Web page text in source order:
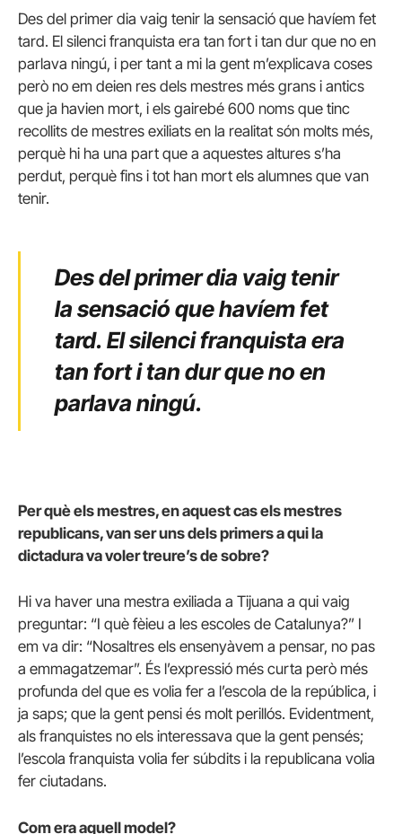
Des del primer dia vaig tenir la sensació que havíem fet
tard. El silenci franquista era tan fort i tan dur que no en
parlava ningú, i per tant a mi la gent m’explicava coses
però no em deien res dels mestres més grans i antics
que ja havien mort, i els gairebé 600 noms que tinc
recollits de mestres exiliats en la realitat són molts més,
perquè hi ha una part que a aquestes altures s’ha
perdut, perquè fins i tot han mort els alumnes que van
tenir.
Des del primer dia vaig tenir
la sensació que havíem fet
tard. El silenci franquista era
tan fort i tan dur que no en
parlava ningú.
Per què els mestres, en aquest cas els mestres
republicans, van ser uns dels primers a qui la
dictadura va voler treure’s de sobre?
Hi va haver una mestra exiliada a Tijuana a qui vaig
preguntar: “I què fèieu a les escoles de Catalunya?” I
em va dir: “Nosaltres els ensenyàvem a pensar, no pas
a emmagatzemar”. És l’expressió més curta però més
profunda del que es volia fer a l’escola de la república, i
ja saps; que la gent pensi és molt perillós. Evidentment,
als franquistes no els interessava que la gent pensés;
l’escola franquista volia fer súbdits i la republicana volia
fer ciutadans.
Com era aquell model?